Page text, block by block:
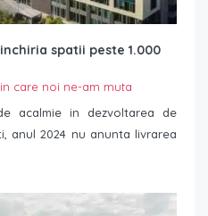
spatii peste 1.000
care noi ne-am muta
acalmie in dezvoltarea de
anul 2024 nu anunta livrarea